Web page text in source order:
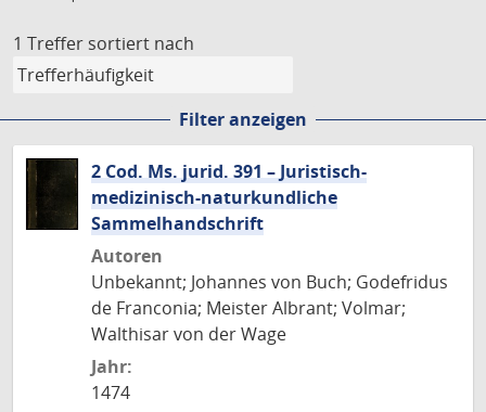
1 Treffer sortiert nach
Filter anzeigen
2 Cod. Ms. jurid. 391 – Juristisch-
medizinisch-naturkundliche
Sammelhandschrift
Autoren
Unbekannt; Johannes von Buch; Godefridus
de Franconia; Meister Albrant; Volmar;
Walthisar von der Wage
Jahr:
1474